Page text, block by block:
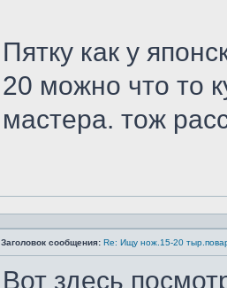
Пятку как у
20 можно что то
мастера. тож
Заголовок сообщения: Re: Ищу нож.15-20
Вот здесь